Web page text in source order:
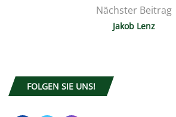
Nächster Beitrag
Jakob Lenz
FOLGEN SIE UNS!